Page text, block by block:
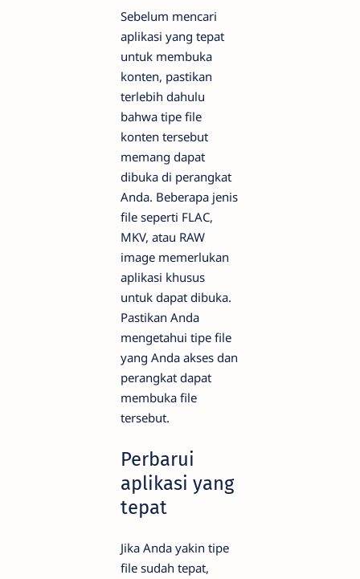
Sebelum mencari
aplikasi yang tepat
untuk membuka
konten, pastikan
terlebih dahulu
bahwa tipe file
konten tersebut
memang dapat
dibuka di perangkat
Anda. Beberapa jenis
file seperti FLAC,
MKV, atau RAW
image memerlukan
aplikasi khusus
untuk dapat dibuka.
Pastikan Anda
mengetahui tipe file
yang Anda akses dan
perangkat dapat
membuka file
tersebut.
Perbarui
aplikasi yang
tepat
Jika Anda yakin tipe
file sudah tepat,